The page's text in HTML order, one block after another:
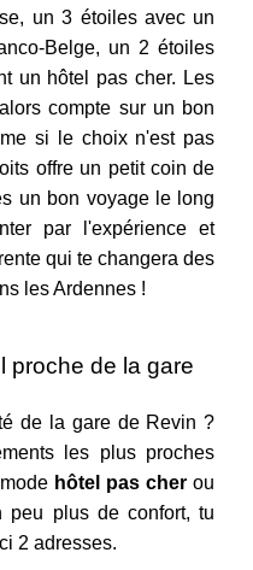
un 3 étoiles avec un
Belge, un 2 étoiles
un hôtel pas cher. Les
compte sur un bon
si le choix n'est pas
offre un petit coin de
un bon voyage le long
par l'expérience et
qui te changera des
les Ardennes !
proche de la gare
de la gare de Revin ?
les plus proches
hôtel pas cher ou
peu plus de confort, tu
2 adresses.